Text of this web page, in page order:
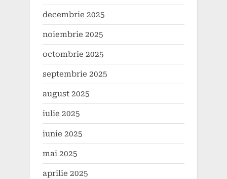
decembrie 2025
noiembrie 2025
octombrie 2025
septembrie 2025
august 2025
iulie 2025
iunie 2025
mai 2025
aprilie 2025